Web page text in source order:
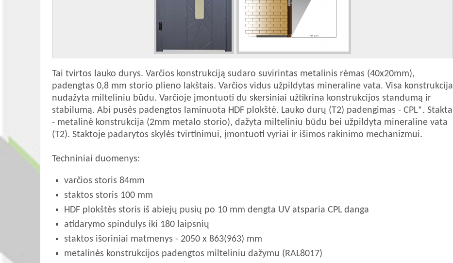
Tai tvirtos lauko durys. Varčios konstrukciją sudaro suvirintas metalinis rėmas (40x20mm),
padengtas 0,8 mm storio plieno lakštais. Varčios vidus užpildytas mineraline vata. Visa konstrukcija
nudažyta milteliniu būdu. Varčioje įmontuoti du skersiniai užtikrina konstrukcijos standumą ir
stabilumą. Abi pusės padengtos laminuota HDF plokštė. Lauko durų (T2) padengimas - CPL*. Stakta
- metalinė konstrukcija (2mm metalo storio), dažyta milteliniu būdu bei užpildyta mineraline vata
(T2). Staktoje padarytos skylės tvirtinimui, įmontuoti vyriai ir išimos rakinimo mechanizmui.
Techniniai duomenys:
varčios storis 84mm
staktos storis 100 mm
HDF plokštės storis iš abiejų pusių po 10 mm dengta UV atsparia CPL danga
atidarymo spindulys iki 180 laipsnių
staktos išoriniai matmenys - 2050 x 863(963) mm
metalinės konstrukcijos padengtos milteliniu dažymu (RAL8017)